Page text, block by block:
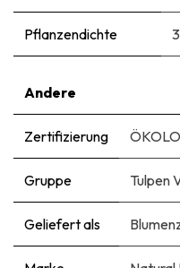
Pflanzendichte
Andere
Zertifizierung
Gruppe Tulpen
Geliefert als